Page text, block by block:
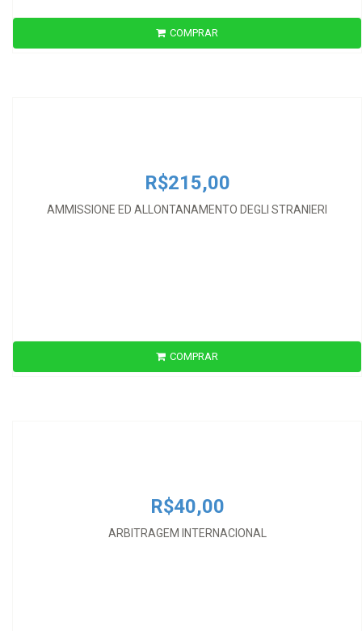
COMPRAR
R$215,00
AMMISSIONE ED ALLONTANAMENTO DEGLI STRANIERI
R$215,00
COMPRAR
R$40,00
ARBITRAGEM INTERNACIONAL
R$40,00